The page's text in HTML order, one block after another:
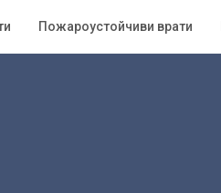
Пожароустойчиви врати